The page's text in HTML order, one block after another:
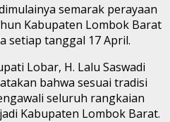
semarak perayaan
Kabupaten Lombok Barat
setiap tanggal 17 April.
Lobar, H. Lalu Saswadi
bahwa sesuai tradisi
seluruh rangkaian
Kabupaten Lombok Barat.